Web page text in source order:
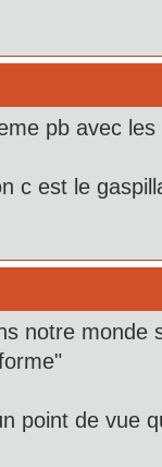
pb avec
c est le
notre monde
point de vue